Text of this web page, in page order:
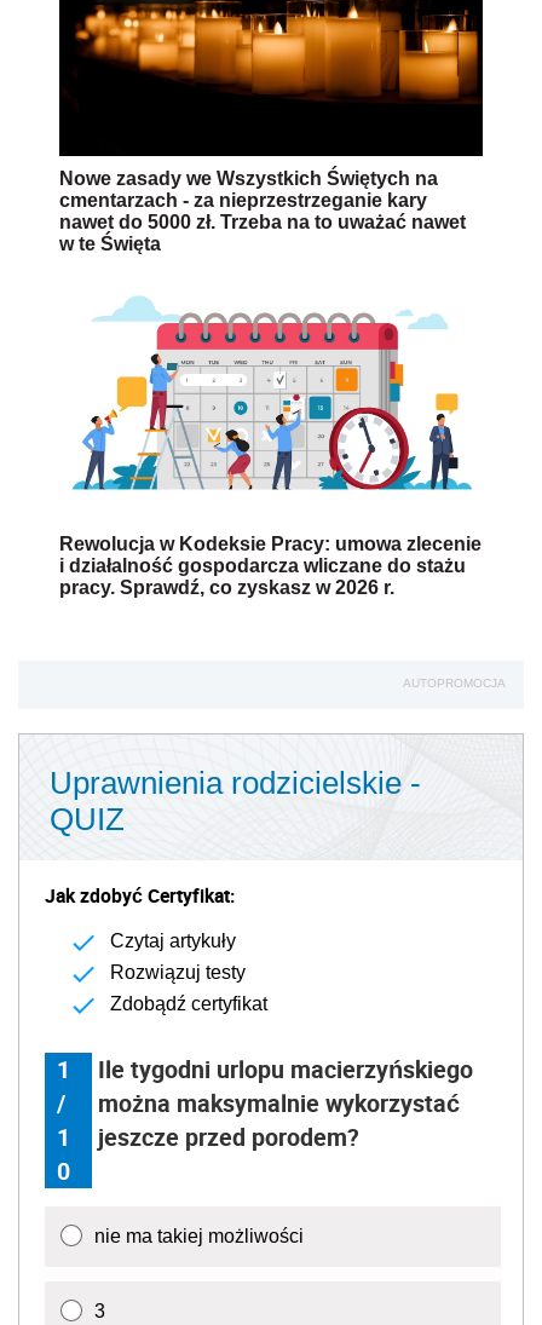
Nowe zasady we Wszystkich Świętych na
cmentarzach - za nieprzestrzeganie kary
nawet do 5000 zł. Trzeba na to uważać nawet
w te Święta
Rewolucja w Kodeksie Pracy: umowa zlecenie
i działalność gospodarcza wliczane do stażu
pracy. Sprawdź, co zyskasz w 2026 r.
AUTOPROMOCJA
Uprawnienia rodzicielskie -
QUIZ
Jak zdobyć Certyfikat:
Czytaj artykuły
Rozwiązuj testy
Zdobądź certyfikat
1
/
1
0
Ile tygodni urlopu macierzyńskiego
można maksymalnie wykorzystać
jeszcze przed porodem?
nie ma takiej możliwości
3